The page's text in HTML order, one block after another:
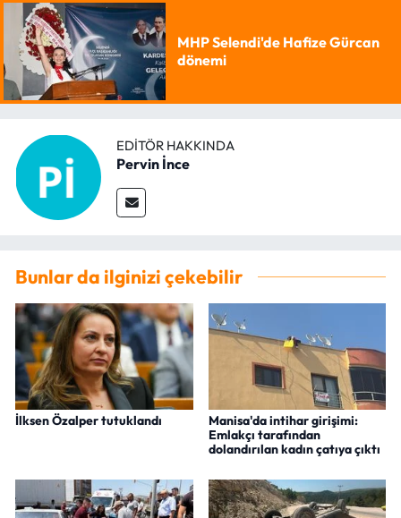
MHP Selendi'de Hafize Gürcan
dönemi
EDITÖR HAKKINDA
Pervin İnce
Bunlar da ilginizi çekebilir
İlksen Özalper tutuklandı
Manisa'da intihar girişimi:
Emlakçı tarafından
dolandırılan kadın çatıya çıktı